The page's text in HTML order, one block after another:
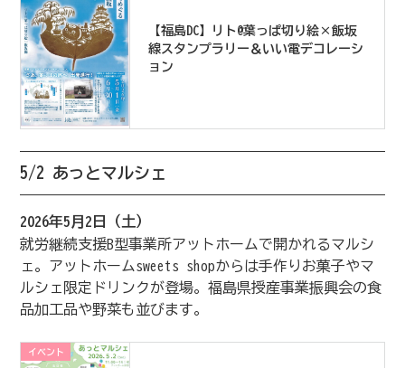
【福島DC】リト@葉っぱ切り絵×飯坂
線スタンプラリー＆いい電デコレーシ
ョン
5/2 あっとマルシェ
2026年5月2日（土）
就労継続支援B型事業所アットホームで開かれるマルシ
ェ。アットホームsweets shopからは手作りお菓子やマ
ルシェ限定ドリンクが登場。福島県授産事業振興会の食
品加工品や野菜も並びます。
イベント